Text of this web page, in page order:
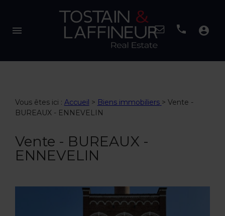
menu account_circle
Vous êtes ici : Accueil > Biens immobiliers > Vente -
BUREAUX - ENNEVELIN
Vente - BUREAUX -
ENNEVELIN